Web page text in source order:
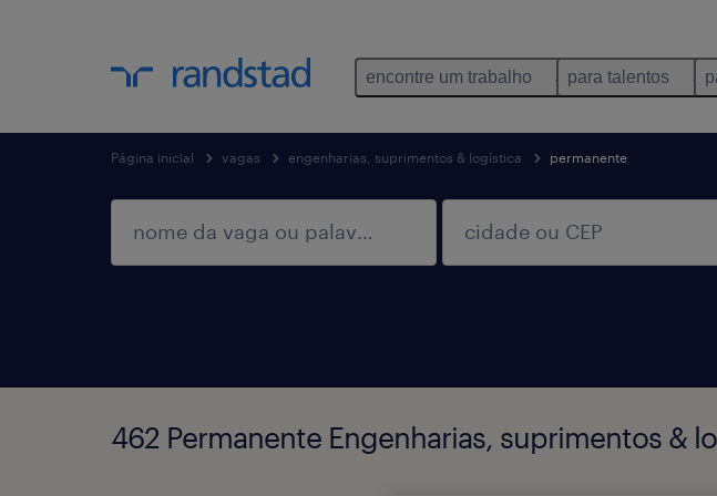
encontre um trabalho para talentos
Página inicial vagas engenharias, suprimentos & logística permanente
462 Permanente Engenharias, suprimentos &